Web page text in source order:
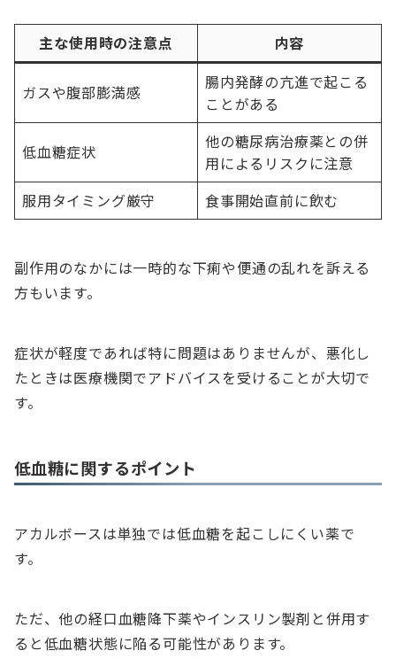
主な使用時の注意点 内容
ガスや腹部膨満感
腸内発酵の亢進で起こる
ことがある
低血糖症状
他の糖尿病治療薬との併
用によるリスクに注意
服用タイミング厳守
食事開始直前に飲む
副作用のなかには一時的な下痢や便通の乱れを訴える
方もいます。
症状が軽度であれば特に問題はありませんが、悪化し
たときは医療機関でアドバイスを受けることが大切で
す。
低血糖に関するポイント
アカルボースは単独では低血糖を起こしにくい薬で
す。
ただ、他の経口血糖降下薬やインスリン製剤と併用す
ると低血糖状態に陥る可能性があります。